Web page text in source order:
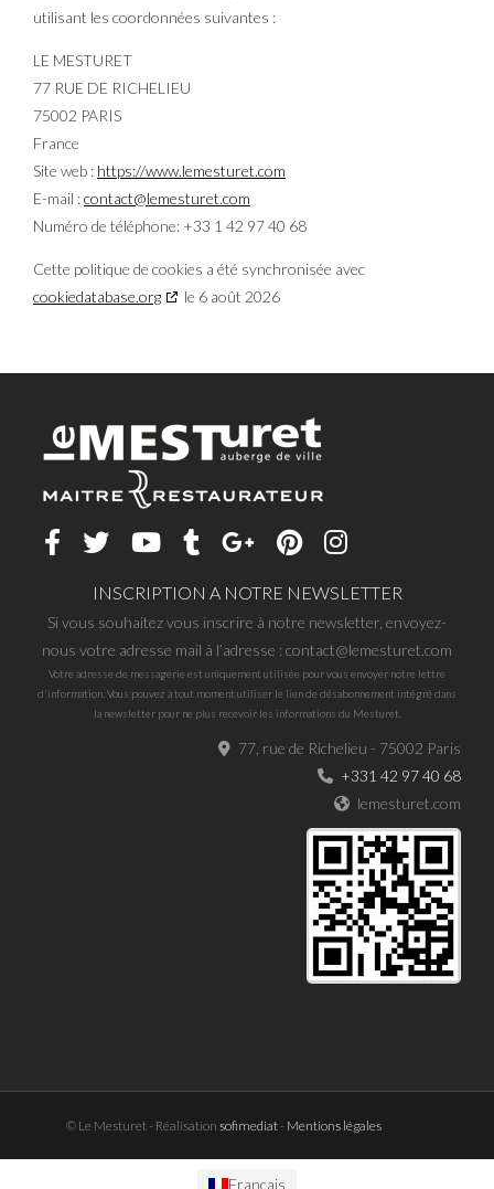
utilisant les coordonnées suivantes :
LE MESTURET
77 RUE DE RICHELIEU
75002 PARIS
France
Site web : https://www.lemesturet.com
E-mail :contact@lemesturet.com
Numéro de téléphone: +33 1 42 97 40 68
Cette politique de cookies a été synchronisée avec
cookiedatabase.org
le 6 août 2026
INSCRIPTION A NOTRE NEWSLETTER
Si vous souhaitez vous inscrire à notre newsletter, envoyez-
nous votre adresse mail à l’adresse : contact@lemesturet.com
Votre adresse de messagerie est uniquement utilisée pour vous envoyer notre lettre
d'information. Vous pouvez à tout moment utiliser le lien de désabonnement intégré dans
la newsletter pour ne plus recevoir les informations du Mesturet.
77, rue de Richelieu - 75002 Paris
+331 42 97 40 68
lemesturet.com
© Le Mesturet - Réalisation sofimediat- Mentions légales
Français